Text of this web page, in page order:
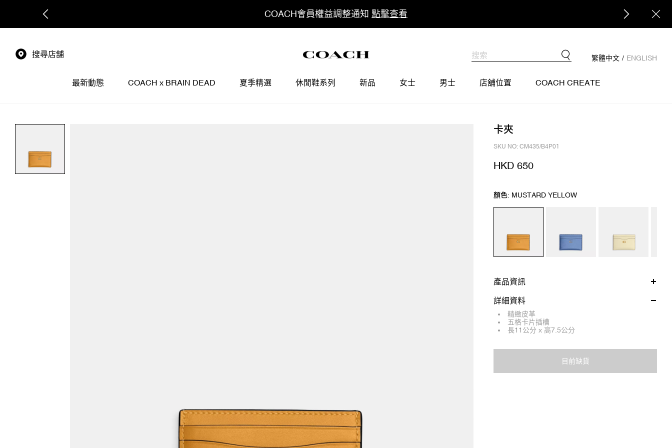
COACH會員權益調整通知 點擊查看
搜尋店舖 繁體中文 / ENGLISH
最新動態 COACH x BRAIN DEAD 夏季精選 休閒鞋系列 新品 女士 男士 店舖位置 COACH CREATE
卡夾
SKU NO: CM435/B4P01
HKD 650
顏色: MUSTARD YELLOW
產品資訊
詳細資料
精緻皮革
五格卡片插槽
長11公分 x 高7.5公分
目前缺貨